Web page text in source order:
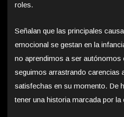
roles.
Señalan que las principales
emocional se gestan en la
no aprendimos a ser autónomos
seguimos arrastrando carencias
satisfechas en su momento. De
tener una historia marcada por